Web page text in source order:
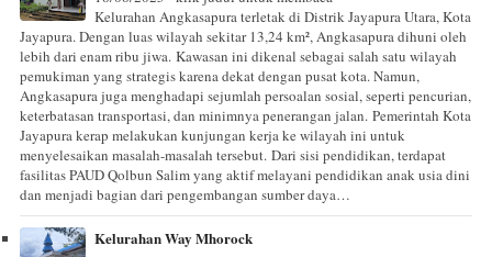
Kelurahan Angkasapura terletak di Distrik Jayapura Utara, Kota
Jayapura. Dengan luas wilayah sekitar 13,24 km², Angkasapura dihuni oleh
lebih dari enam ribu jiwa. Kawasan ini dikenal sebagai salah satu wilayah
pemukiman yang strategis karena dekat dengan pusat kota. Namun,
Angkasapura juga menghadapi sejumlah persoalan sosial, seperti pencurian,
keterbatasan transportasi, dan minimnya penerangan jalan. Pemerintah Kota
Jayapura kerap melakukan kunjungan kerja ke wilayah ini untuk
menyelesaikan masalah-masalah tersebut. Dari sisi pendidikan, terdapat
fasilitas PAUD Qolbun Salim yang aktif melayani pendidikan anak usia dini
dan menjadi bagian dari pengembangan sumber daya…
Kelurahan Way Mhorock